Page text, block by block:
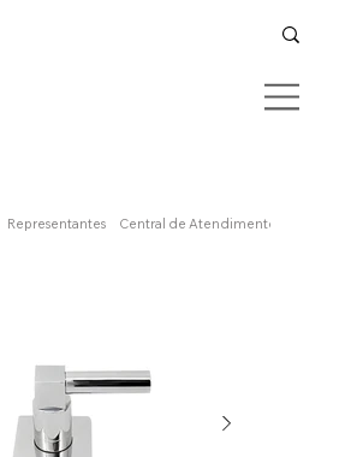
Representantes Central de Atendimento